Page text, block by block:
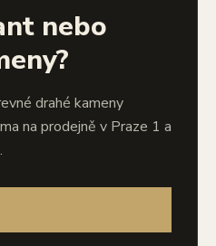
nebo
drahé kameny
na prodejně v Praze 1 a